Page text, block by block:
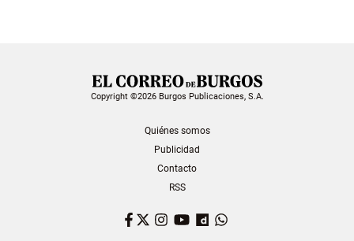
Copyright ©2026 Burgos Publicaciones, S.A.
Quiénes somos
Publicidad
Contacto
RSS
Facebook
TwitterInstagram
YouTubeDailymotion